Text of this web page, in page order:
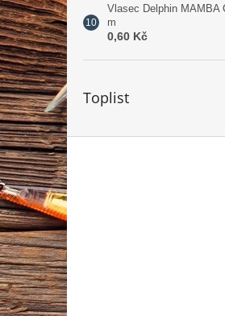
Vlasec Delphin MAMBA
m
0,60 Kč
Toplist
Z
á
p
a
t
í